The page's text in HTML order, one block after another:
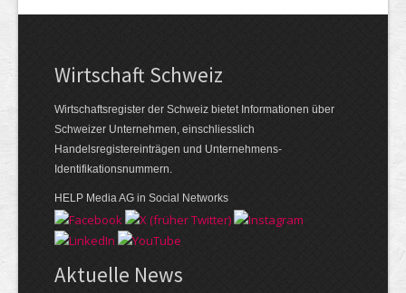
Wirtschaft Schweiz
Wirtschaftsregister der Schweiz bietet Informationen über
Schweizer Unternehmen, einschliesslich
Handelsregistereinträgen und Unternehmens-
Identifikationsnummern.
HELP Media AG in Social Networks
Aktuelle News